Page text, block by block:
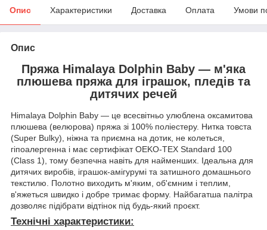
Опис Характеристики Доставка Оплата Умови
Опис
Пряжа Himalaya Dolphin Baby — м'яка
плюшева пряжа для іграшок, пледів та
дитячих речей
Himalaya Dolphin Baby — це всесвітньо улюблена оксамитова
плюшева (велюрова) пряжа зі 100% поліестеру. Нитка товста
(Super Bulky), ніжна та приємна на дотик, не колеться,
гіпоалергенна і має сертифікат OEKO-TEX Standard 100
(Class 1), тому безпечна навіть для найменших. Ідеальна для
дитячих виробів, іграшок-амігурумі та затишного домашнього
текстилю. Полотно виходить м'яким, об'ємним і теплим,
в'яжеться швидко і добре тримає форму. Найбагатша палітра
дозволяє підібрати відтінок під будь-який проєкт.
Технічні характеристики: